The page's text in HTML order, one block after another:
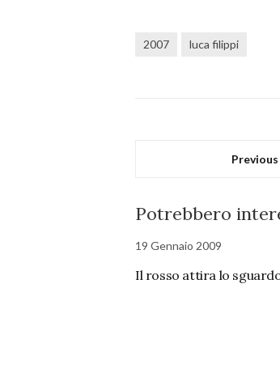
2007 luca filippi
Potrebbero
19 Gennaio 2009
Il rosso attira lo